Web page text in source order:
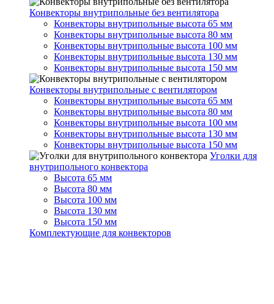
Конвекторы внутрипольные без вентилятора
Конвекторы внутрипольные высота 65 мм
Конвекторы внутрипольные высота 80 мм
Конвекторы внутрипольные высота 100 мм
Конвекторы внутрипольные высота 130 мм
Конвекторы внутрипольные высота 150 мм
Конвекторы внутрипольные с вентилятором
Конвекторы внутрипольные высота 65 мм
Конвекторы внутрипольные высота 80 мм
Конвекторы внутрипольные высота 100 мм
Конвекторы внутрипольные высота 130 мм
Конвекторы внутрипольные высота 150 мм
Уголки для
внутрипольного конвектора
Высота 65 мм
Высота 80 мм
Высота 100 мм
Высота 130 мм
Высота 150 мм
Комплектующие для конвекторов